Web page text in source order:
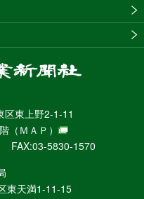
区東上野2-1-11
（ＭＡＰ）
FAX:03-5830-1570
東天満1-11-15